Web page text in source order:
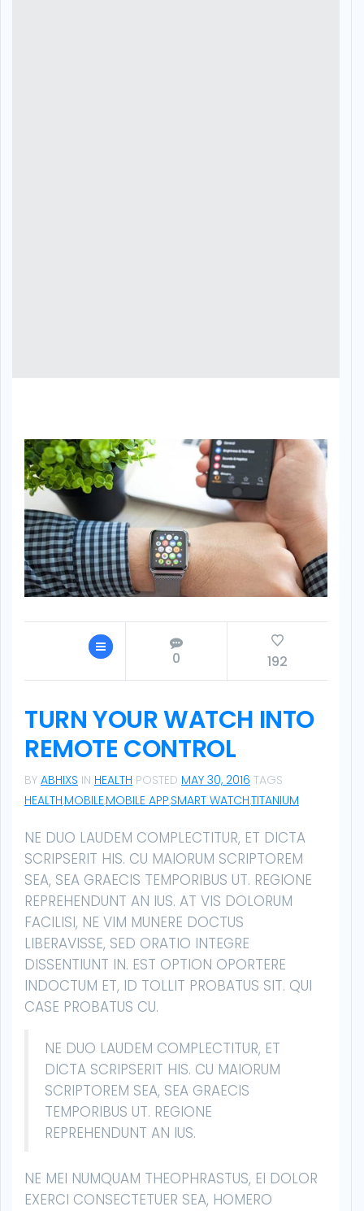
0 192
TURN YOUR WATCH INTO
REMOTE CONTROL
BY ABHIXS IN HEALTH POSTED MAY 30, 2016 TAGS
HEALTH,MOBILE,MOBILE APP,SMART WATCH,TITANIUM
NE DUO LAUDEM COMPLECTITUR, ET DICTA
SCRIPSERIT HIS. CU MAIORUM SCRIPTOREM
SEA, SEA GRAECIS TEMPORIBUS UT. REGIONE
REPREHENDUNT AN IUS. AT VIS DOLORUM
FACILISI, NE VIM MUNERE DOCTUS
LIBERAVISSE, SED ORATIO INTEGRE
DISSENTIUNT IN. EST OPTION OPORTERE
INDOCTUM ET, ID TOLLIT PROBATUS SIT. QUI
CASE PROBATUS CU.
NE DUO LAUDEM COMPLECTITUR, ET
DICTA SCRIPSERIT HIS. CU MAIORUM
SCRIPTOREM SEA, SEA GRAECIS
TEMPORIBUS UT. REGIONE
REPREHENDUNT AN IUS.
NE MEI NUMQUAM THEOPHRASTUS, EI DOLOR
EXERCI CONSECTETUER SEA, HOMERO